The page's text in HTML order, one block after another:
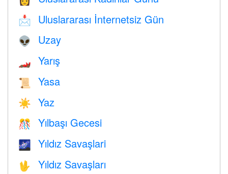
📩 Uluslararası İnternetsiz Gün
👽 Uzay
🏎 Yarış
📜 Yasa
☀️ Yaz
🎊 Yılbaşı Gecesi
🌌 Yıldız Savaşlari
🖖 Yıldız Savaşları